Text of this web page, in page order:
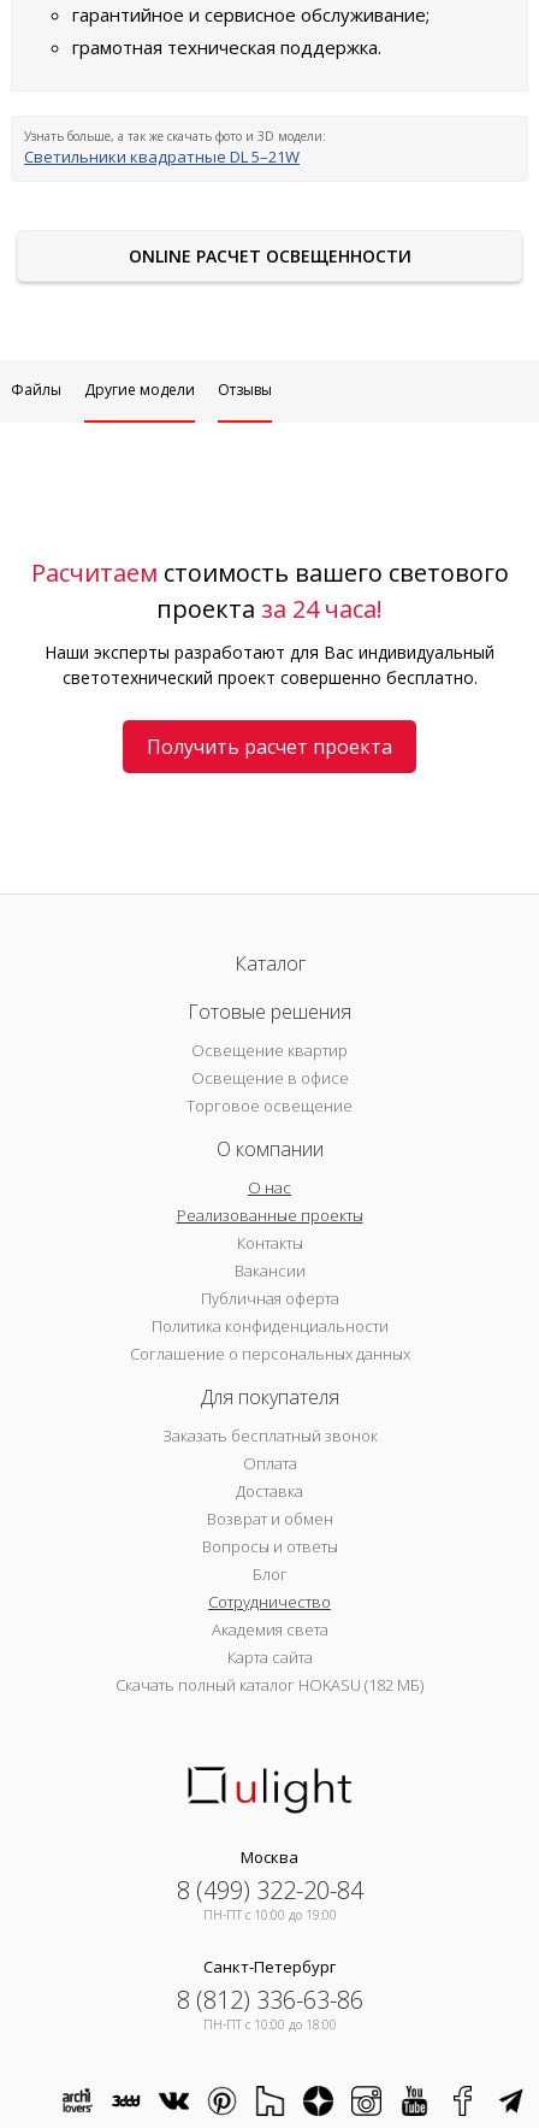
гарантийное и сервисное обслуживание;
грамотная техническая поддержка.
Узнать больше, а так же скачать фото и 3D модели:
Светильники квадратные DL 5–21W
ONLINE РАСЧЕТ ОСВЕЩЕННОСТИ
Файлы Другие модели Отзывы
Расчитаем стоимость вашего светового
проекта за 24 часа!
Наши эксперты разработают для Вас индивидуальный
светотехнический проект совершенно бесплатно.
Получить расчет проекта
Каталог
Готовые решения
Освещение квартир
Освещение в офисе
Торговое освещение
О компании
О нас
Реализованные проекты
Контакты
Вакансии
Публичная оферта
Политика конфиденциальности
Соглашение о персональных данных
Для покупателя
Заказать бесплатный звонок
Оплата
Доставка
Возврат и обмен
Вопросы и ответы
Блог
Сотрудничество
Академия света
Карта сайта
Скачать полный каталог HOKASU (182 МБ)
Москва
8 (499) 322-20-84
ПН-ПТ c 10:00 до 19:00
Санкт-Петербург
8 (812) 336-63-86
ПН-ПТ c 10:00 до 18:00